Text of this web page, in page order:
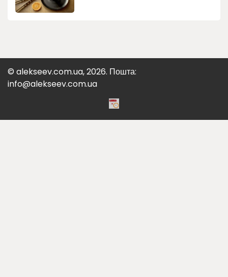
© alekseev.com.ua, 2026. Пошта:
info@alekseev.com.ua